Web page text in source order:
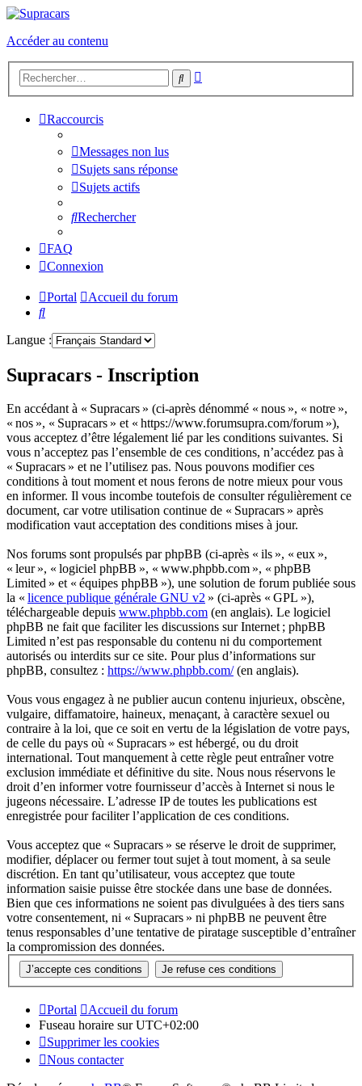
Accéder au contenu
Rechercher
Raccourcis
Messages non lus
Sujets sans réponse
Sujets actifs
Rechercher
FAQ
Connexion
Portal
Accueil du forum
Rechercher
Langue :
Supracars - Inscription
En accédant à « Supracars » (ci-après dénommé « nous », « notre »,
« nos », « Supracars » et « https://www.forumsupra.com/forum »),
vous acceptez d’être légalement lié par les conditions suivantes. Si
vous n’acceptez pas l’ensemble de ces conditions, n’accédez pas à
« Supracars » et ne l’utilisez pas. Nous pouvons modifier ces
conditions à tout moment et nous ferons de notre mieux pour vous
en informer. Il vous incombe toutefois de consulter régulièrement ce
document, car votre utilisation continue de « Supracars » après
modification vaut acceptation des conditions mises à jour.
Nos forums sont propulsés par phpBB (ci-après « ils », « eux »,
« leur », « logiciel phpBB », « www.phpbb.com », « phpBB
Limited » et « équipes phpBB »), une solution de forum publiée sous
la « licence publique générale GNU v2 » (ci-après « GPL »),
téléchargeable depuis www.phpbb.com (en anglais). Le logiciel
phpBB ne fait que faciliter les discussions sur Internet ; phpBB
Limited n’est pas responsable du contenu ni du comportement
autorisés ou interdits sur ce site. Pour plus d’informations sur
phpBB, consultez : https://www.phpbb.com/(en anglais).
Vous vous engagez à ne publier aucun contenu injurieux, obscène,
vulgaire, diffamatoire, haineux, menaçant, à caractère sexuel ou
contraire à la loi, que ce soit en vertu de la législation de votre pays,
de celle du pays où « Supracars » est hébergé, ou du droit
international. Tout manquement à cette règle peut entraîner votre
exclusion immédiate et définitive du site. Nous nous réservons le
droit d’en informer votre fournisseur d’accès à Internet si nous le
jugeons nécessaire. L’adresse IP de toutes les publications est
enregistrée pour faciliter l’application de ces conditions.
Vous acceptez que « Supracars » se réserve le droit de supprimer,
modifier, déplacer ou fermer tout sujet à tout moment, à sa seule
discrétion. En tant qu’utilisateur, vous acceptez que toute
information saisie puisse être stockée dans une base de données.
Bien que ces informations ne soient pas divulguées à des tiers sans
votre consentement, ni « Supracars » ni phpBB ne peuvent être
tenus responsables d’une tentative de piratage susceptible d’entraîner
la compromission des données.
Portal
Accueil du forum
Fuseau horaire surUTC+02:00
Supprimer les cookies
Nous contacter